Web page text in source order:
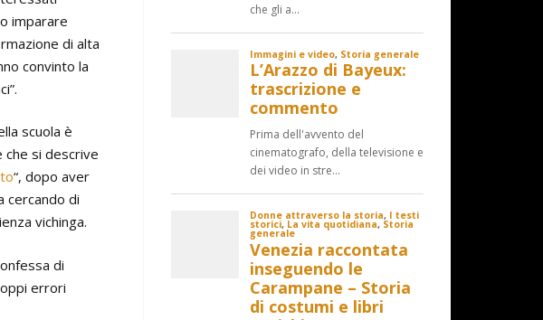
imparare
di alta
convinto la
scuola è
che si descrive
“, dopo aver
cercando di
vichinga.
di
errori